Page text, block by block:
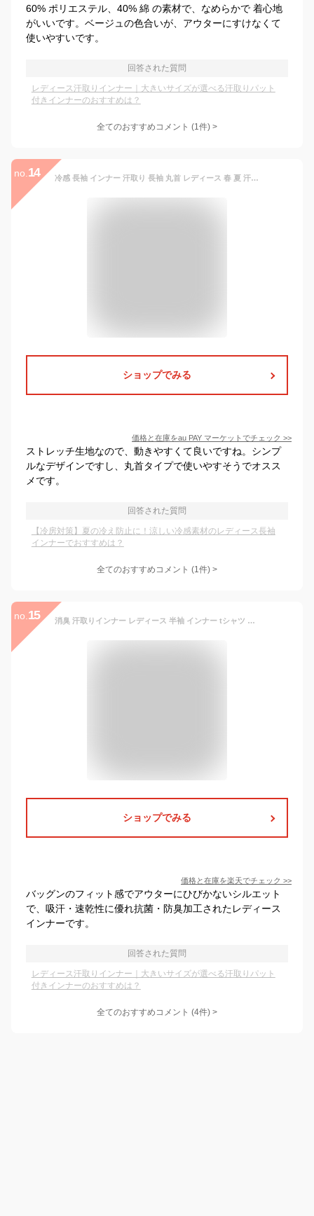
60% ポリエステル、40% 綿 の素材で、なめらかで 着心地
がいいです。ベージュの色合いが、アウターにすけなくて
使いやすいです。
回答された質問
レディース汗取りインナー｜大きいサイズが選べる汗取りパット
付きインナーのおすすめは？
全てのおすすめコメント (1件) >
no. 14 冷感 長袖 インナー 汗取り 長袖 丸首 レディース 春 夏 汗対策 ドライ 脇汗 汗染み ストレッチ 吸汗速乾 M L LL 大きいサイズ riny3522
ショップでみる
価格と在庫をau PAY マーケット でチェック >>
ストレッチ生地なので、動きやすくて良いですね。シンプ
ルなデザインですし、丸首タイプで使いやすそうでオスス
メです。
回答された質問
【冷房対策】夏の冷え防止に！涼しい冷感素材のレディース長袖
インナーでおすすめは？
全てのおすすめコメント (1件) >
no. 15 消臭 汗取りインナー レディース 半袖 インナー tシャツ 吸汗 フレンチ袖 ストレッチ 汗じみ防止 下着 [M:1/2] 大きいサイズ3L ll L M ボディフィルター 抗菌 春 夏 涼しい 背中 脇汗 薄手 透け防止 肌着 黒 白 ladies 母の日 プレゼント ギフト
ショップでみる
価格と在庫を楽天でチェック >>
バッグンのフィット感でアウターにひびかないシルエット
で、吸汗・速乾性に優れ抗菌・防臭加工されたレディース
インナーです。
回答された質問
レディース汗取りインナー｜大きいサイズが選べる汗取りパット
付きインナーのおすすめは？
全てのおすすめコメント (4件) >